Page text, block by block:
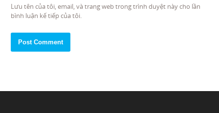
Lưu tên của tôi, email, và trang web trong trình duyệt này cho lần
bình luận kế tiếp của tôi.